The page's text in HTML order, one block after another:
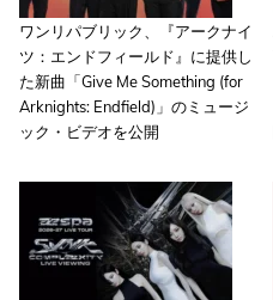
ワンリパブリック、『アークナイ
ツ：エンドフィールド』に提供し
た新曲「Give Me Something (for
Arknights: Endfield)」のミュージ
ック・ビデオを公開